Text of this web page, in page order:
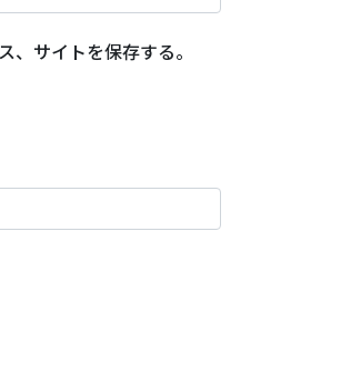
サイトを保存する。